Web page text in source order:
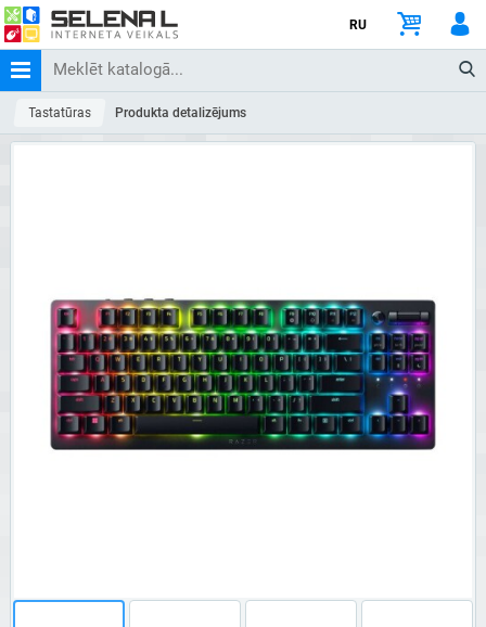
RU
Tastatūras Produkta detalizējums